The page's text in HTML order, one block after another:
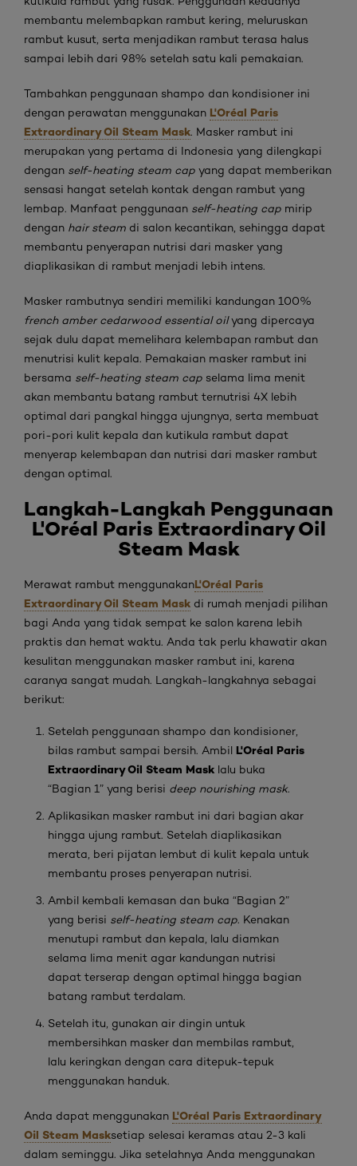
membantu melembapkan rambut kering, meluruskan
rambut kusut, serta menjadikan rambut terasa halus
sampai lebih dari 98% setelah satu kali pemakaian.
Tambahkan penggunaan shampo dan kondisioner ini
dengan perawatan menggunakan L'Oréal Paris
Extraordinary Oil Steam Mask. Masker rambut ini
merupakan yang pertama di Indonesia yang dilengkapi
dengan self-heating steam cap yang dapat memberikan
sensasi hangat setelah kontak dengan rambut yang
lembap. Manfaat penggunaan self-heating cap mirip
dengan hair steam di salon kecantikan, sehingga dapat
membantu penyerapan nutrisi dari masker yang
diaplikasikan di rambut menjadi lebih intens.
Masker rambutnya sendiri memiliki kandungan 100%
french amber cedarwood essential oilyang dipercaya
sejak dulu dapat memelihara kelembapan rambut dan
menutrisi kulit kepala. Pemakaian masker rambut ini
bersama self-heating steam cap selama lima menit
akan membantu batang rambut ternutrisi 4X lebih
optimal dari pangkal hingga ujungnya, serta membuat
pori-pori kulit kepala dan kutikula rambut dapat
menyerap kelembapan dan nutrisi dari masker rambut
dengan optimal.
Langkah-Langkah Penggunaan
L'Oréal Paris Extraordinary Oil
Steam Mask
Merawat rambut menggunakanL'Oréal Paris
Extraordinary Oil Steam Mask di rumah menjadi pilihan
bagi Anda yang tidak sempat ke salon karena lebih
praktis dan hemat waktu. Anda tak perlu khawatir akan
kesulitan menggunakan masker rambut ini, karena
caranya sangat mudah. Langkah-langkahnya sebagai
berikut:
Setelah penggunaan shampo dan kondisioner,
bilas rambut sampai bersih. Ambil L'Oréal Paris
Extraordinary Oil Steam Mask lalu buka
“Bagian 1” yang berisi deep nourishing mask.
Aplikasikan masker rambut ini dari bagian akar
hingga ujung rambut. Setelah diaplikasikan
merata, beri pijatan lembut di kulit kepala untuk
membantu proses penyerapan nutrisi.
Ambil kembali kemasan dan buka “Bagian 2”
yang berisi self-heating steam cap. Kenakan
menutupi rambut dan kepala, lalu diamkan
selama lima menit agar kandungan nutrisi
dapat terserap dengan optimal hingga bagian
batang rambut terdalam.
Setelah itu, gunakan air dingin untuk
membersihkan masker dan membilas rambut,
lalu keringkan dengan cara ditepuk-tepuk
menggunakan handuk.
Anda dapat menggunakan L'Oréal Paris Extraordinary
Oil Steam Masksetiap selesai keramas atau 2-3 kali
dalam seminggu. Jika setelahnya Anda menggunakan